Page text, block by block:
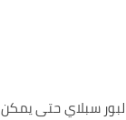
سبلاي حتى